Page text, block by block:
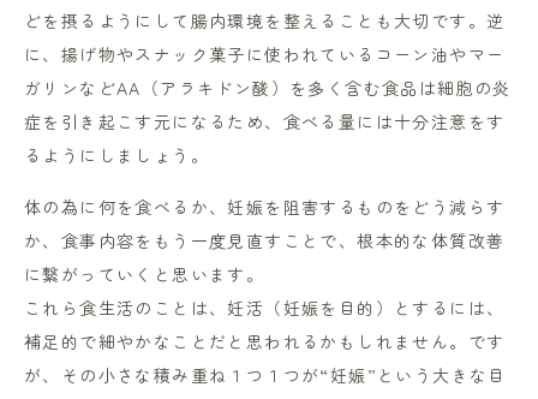
どを摂るようにして腸内環境を整えることも大切です。逆
に、揚げ物やスナック菓子に使われているコーン油やマー
ガリンなどAA（アラキドン酸）を多く含む食品は細胞の炎
症を引き起こす元になるため、食べる量には十分注意をす
るようにしましょう。
体の為に何を食べるか、妊娠を阻害するものをどう減らす
か、食事内容をもう一度見直すことで、根本的な体質改善
に繋がっていくと思います。
これら食生活のことは、妊活（妊娠を目的）とするには、
補足的で細やかなことだと思われるかもしれません。です
が、その小さな積み重ね１つ１つが“妊娠”という大きな目